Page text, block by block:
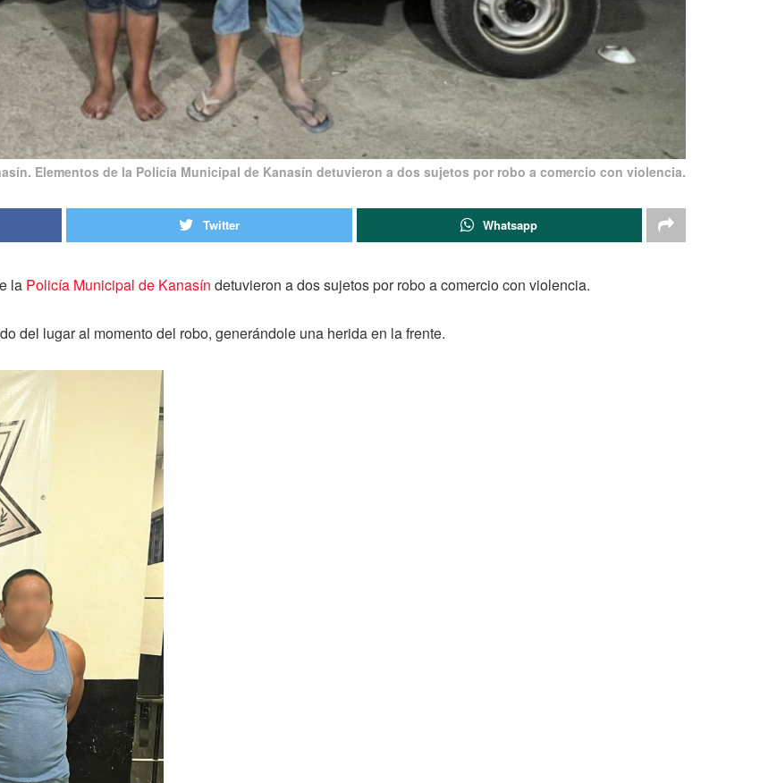
Elementos de la Policía Municipal de Kanasín detuvieron a dos sujetos por robo a comercio con violencia.
Twitter Whatsapp
la Policía Municipal de Kanasín detuvieron a dos sujetos por robo a comercio con violencia.
del lugar al momento del robo, generándole una herida en la frente.